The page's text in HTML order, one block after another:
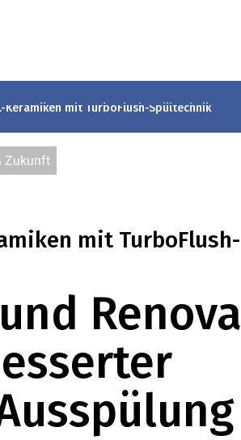
Keramiken mit TurboFlush-Spültechnik
Zukunft
mit TurboFlush-
Renova